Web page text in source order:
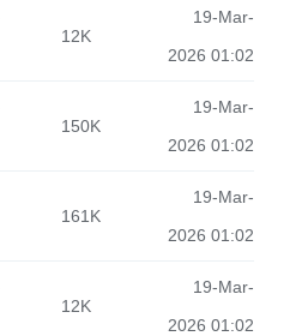
12K
19-Mar-
2026 01:02
150K
19-Mar-
2026 01:02
161K
19-Mar-
2026 01:02
12K
19-Mar-
2026 01:02